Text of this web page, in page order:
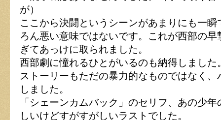
が）
ここから決闘というシーンがあまりにも一
ろん悪い意味ではないです。これが西部の
ぎてあっけに取られました。
西部劇に憧れるひとがいるのも納得しました
ストーリーもただの暴力的なものではなく
しました。
「シェーンカムバック」のセリフ、あの少
しいけどすがすがしいラストでした。